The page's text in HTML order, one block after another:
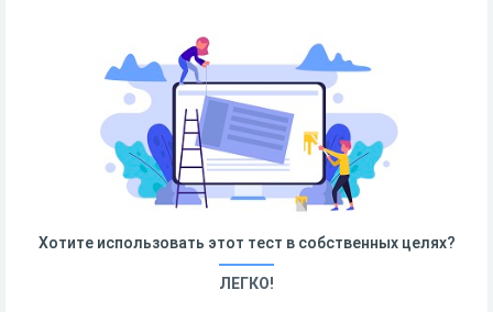
Хотите использовать этот тест в собственных целях?
ЛЕГКО!